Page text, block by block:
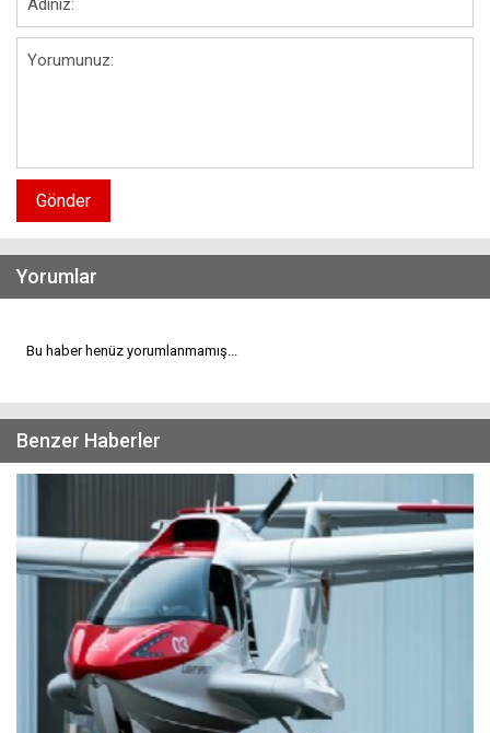
Gönder
Yorumlar
Bu haber henüz yorumlanmamış...
Benzer Haberler